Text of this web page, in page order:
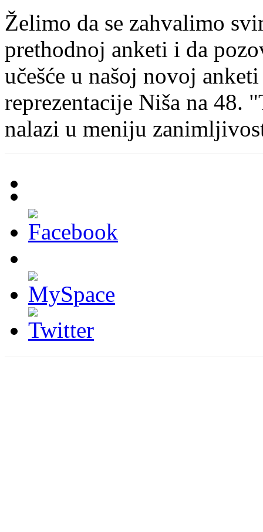
Želimo da se zahvalimo
prethodnoj anketi i da
učešće u našoj novoj
reprezentacije Niša na 48.
nalazi u meniju